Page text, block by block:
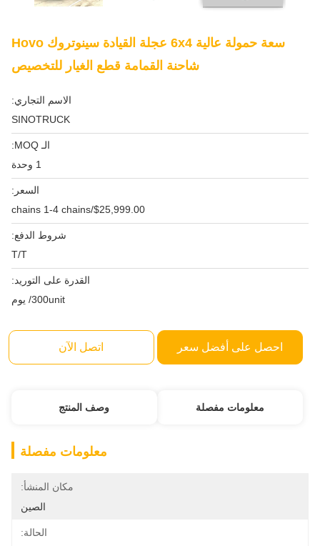
سعة حمولة عالية 6x4 عجلة القيادة سينوتروك Hovo
شاحنة القمامة قطع الغيار للتخصيص
الاسم التجاري:
SINOTRUCK
الـ MOQ:
1 وحدة
السعر:
$25,999.00/chains 1-4 chains
شروط الدفع:
T/T
القدرة على التوريد:
300unit/ يوم
احصل على أفضل سعر اتصل الآن
معلومات مفصلة وصف المنتج
معلومات مفصلة
مكان المنشأ:
الصين
الحالة: